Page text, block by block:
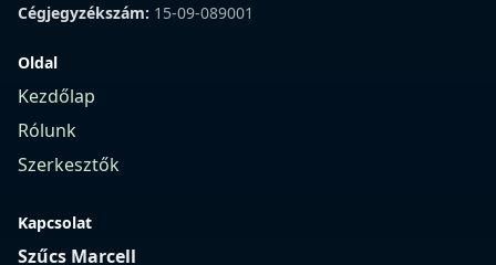
Cégjegyzékszám: 15-09-089001
Oldal
Kezdőlap
Rólunk
Szerkesztők
Kapcsolat
Szűcs Marcell